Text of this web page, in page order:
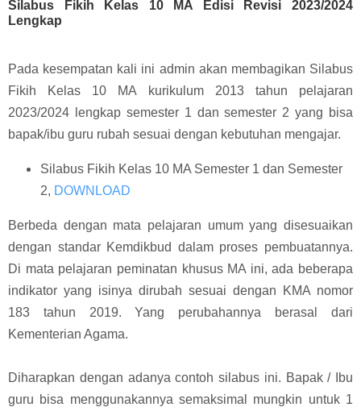
Silabus Fikih Kelas 10 MA Edisi Revisi 2023/2024
Lengkap
Pada kesempatan kali ini admin akan membagikan Silabus
Fikih Kelas 10 MA kurikulum 2013 tahun pelajaran
2023/2024 lengkap semester 1 dan semester 2 yang bisa
bapak/ibu guru rubah sesuai dengan kebutuhan mengajar.
Silabus Fikih Kelas 10 MA Semester 1 dan Semester
2, DOWNLOAD
Berbeda dengan mata pelajaran umum yang disesuaikan
dengan standar Kemdikbud dalam proses pembuatannya.
Di mata pelajaran peminatan khusus MA ini, ada beberapa
indikator yang isinya dirubah sesuai dengan KMA nomor
183 tahun 2019. Yang perubahannya berasal dari
Kementerian Agama.
Diharapkan dengan adanya contoh silabus ini. Bapak / Ibu
guru bisa menggunakannya semaksimal mungkin untuk 1